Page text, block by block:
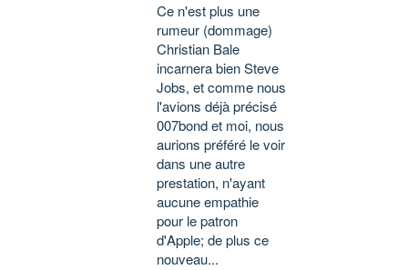
Ce n'est plus une
rumeur (dommage)
Christian Bale
incarnera bien Steve
Jobs, et comme nous
l'avions déjà précisé
007bond et moi, nous
aurions préféré le voir
dans une autre
prestation, n'ayant
aucune empathie
pour le patron
d'Apple; de plus ce
nouveau...